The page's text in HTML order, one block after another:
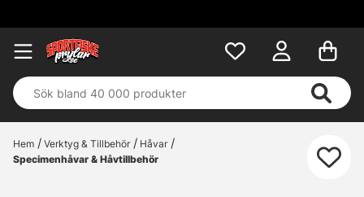
Hem Verktyg & Tillbehör
Håvar
Specimenhåvar & Håvtillbehör